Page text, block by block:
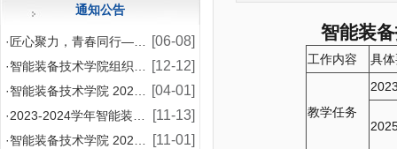
通知公告
[06-08]
· 匠心聚力，青春同行——智能装备技术学院2026年师
[12-12]
·智能装备技术学院组织模具设计与制造专业学生赴企业开
[04-01]
·智能装备技术学院 2024-2025 学年国家助学
[11-13]
·2023-2024学年智能装备技术学院增补国家奖学
[11-01]
·智能装备技术学院 2024-2025学年国家助学金
智能装
工作内容 具
教学任务